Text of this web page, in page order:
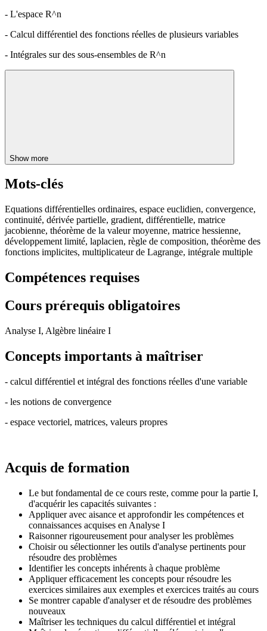
- L'espace R^n
- Calcul différentiel des fonctions réelles de plusieurs variables
- Intégrales sur des sous-ensembles de R^n
Show more
Mots-clés
Equations différentielles ordinaires, espace euclidien, convergence,
continuité, dérivée partielle, gradient, différentielle, matrice
jacobienne, théorème de la valeur moyenne, matrice hessienne,
développement limité, laplacien, règle de composition, théorème des
fonctions implicites, multiplicateur de Lagrange, intégrale multiple
Compétences requises
Cours prérequis obligatoires
Analyse I, Algèbre linéaire I
Concepts importants à maîtriser
- calcul différentiel et intégral des fonctions réelles d'une variable
- les notions de convergence
- espace vectoriel, matrices, valeurs propres
Acquis de formation
Le but fondamental de ce cours reste, comme pour la partie I,
d'acquérir les capacités suivantes :
Appliquer avec aisance et approfondir les compétences et
connaissances acquises en Analyse I
Raisonner rigoureusement pour analyser les problèmes
Choisir ou sélectionner les outils d'analyse pertinents pour
résoudre des problèmes
Identifier les concepts inhérents à chaque problème
Appliquer efficacement les concepts pour résoudre les
exercices similaires aux exemples et exercices traités au cours
Se montrer capable d'analyser et de résoudre des problèmes
nouveaux
Maîtriser les techniques du calcul différentiel et intégral